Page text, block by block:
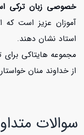
خصوصی زبان ترکی
آموزان عزیز است که
استاد نشان دهند.
مجموعه هایتاکی
از خداوند منان
سوالات